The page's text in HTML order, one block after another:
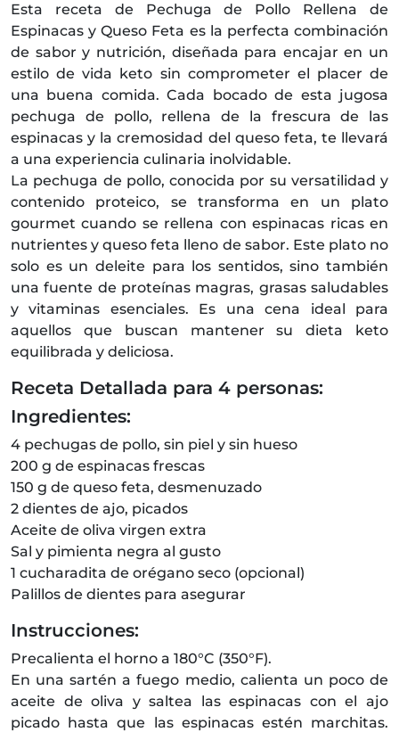
Esta receta de Pechuga de Pollo Rellena de
Espinacas y Queso Feta es la perfecta combinación
de sabor y nutrición, diseñada para encajar en un
estilo de vida keto sin comprometer el placer de
una buena comida. Cada bocado de esta jugosa
pechuga de pollo, rellena de la frescura de las
espinacas y la cremosidad del queso feta, te llevará
a una experiencia culinaria inolvidable.
La pechuga de pollo, conocida por su versatilidad y
contenido proteico, se transforma en un plato
gourmet cuando se rellena con espinacas ricas en
nutrientes y queso feta lleno de sabor. Este plato no
solo es un deleite para los sentidos, sino también
una fuente de proteínas magras, grasas saludables
y vitaminas esenciales. Es una cena ideal para
aquellos que buscan mantener su dieta keto
equilibrada y deliciosa.
Receta Detallada para 4 personas:
Ingredientes:
4 pechugas de pollo, sin piel y sin hueso
200 g de espinacas frescas
150 g de queso feta, desmenuzado
2 dientes de ajo, picados
Aceite de oliva virgen extra
Sal y pimienta negra al gusto
1 cucharadita de orégano seco (opcional)
Palillos de dientes para asegurar
Instrucciones:
Precalienta el horno a 180°C (350°F).
En una sartén a fuego medio, calienta un poco de
aceite de oliva y saltea las espinacas con el ajo
picado hasta que las espinacas estén marchitas.